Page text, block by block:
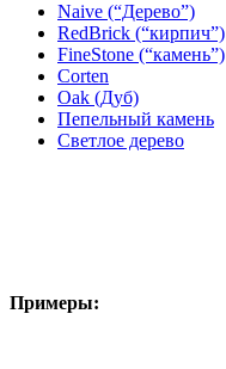
Naive (“Дерево”)
RedBrick (“кирпич”)
FineStone (“камень”)
Corten
Oak (Дуб)
Пепельный камень
Светлое дерево
Примеры: